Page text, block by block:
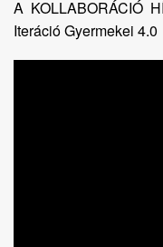
A KOLLABORÁCIÓ
Iteráció Gyermekei 4.0